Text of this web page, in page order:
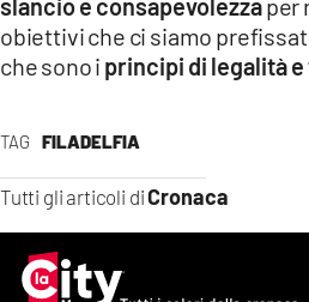
TAG FILADELFIA
Tutti gli articoli diCronaca
obiettivi che ci siamo
che sono i principi di legalità